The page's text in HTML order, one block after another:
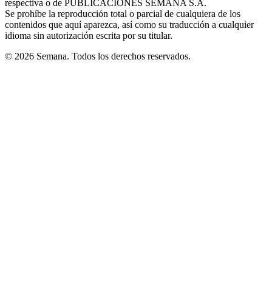
window
respectiva o de PUBLICACIONES SEMANA S.A.
Se prohíbe la reproducción total o parcial de cualquiera de los
contenidos que aquí aparezca, así como su traducción a cualquier
idioma sin autorización escrita por su titular.
© 2026 Semana. Todos los derechos reservados.